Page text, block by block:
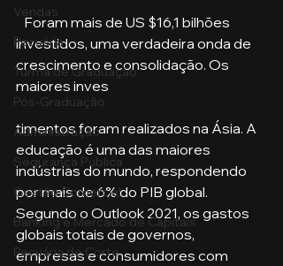
Vendas
Pecuária
Turma de Graduação
Pós-Graduação
Administração
Segurança Publica
Gestão Comercial
Banking e Mercado de Capitais
Pecuária de Corte
investidos, uma verdadeira onda de
crescimento e consolidação. Os
maiores inves
timentos foram realizados na Ásia. A
educação é uma das maiores
indústrias do mundo, respondendo
por mais de 6% do PIB global.
Segundo o Outlook 2021, os gastos
globais totais de governos,
empresas e consumidores com